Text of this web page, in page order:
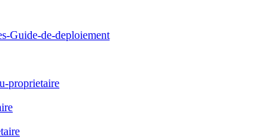
Guide-de-deploiement
proprietaire